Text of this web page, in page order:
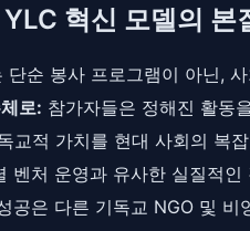
혁신 모델의 본
단순 봉사 프로그램이 아닌,
로: 참가자들은 정해진 활동
교적 가치를 현대 사회의 복
벤처 운영과 유사한 실질적
공은 다른 기독교 NGO 및 비